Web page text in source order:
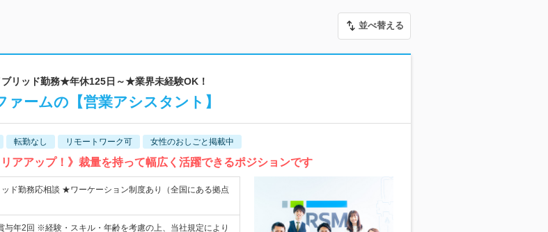
並べ替える
リッド勤務★年休125日～★業界未経験OK！
ームの【営業アシスタント】
転勤なし リモートワーク可 女性のおしごと掲載中
アアップ！》裁量を持って幅広く活躍できるポジションです
ド勤務応相談 ★ワーケーション制度あり（全国にある拠点
与年2回 ※経験・スキル・年齢を考慮の上、当社規定により